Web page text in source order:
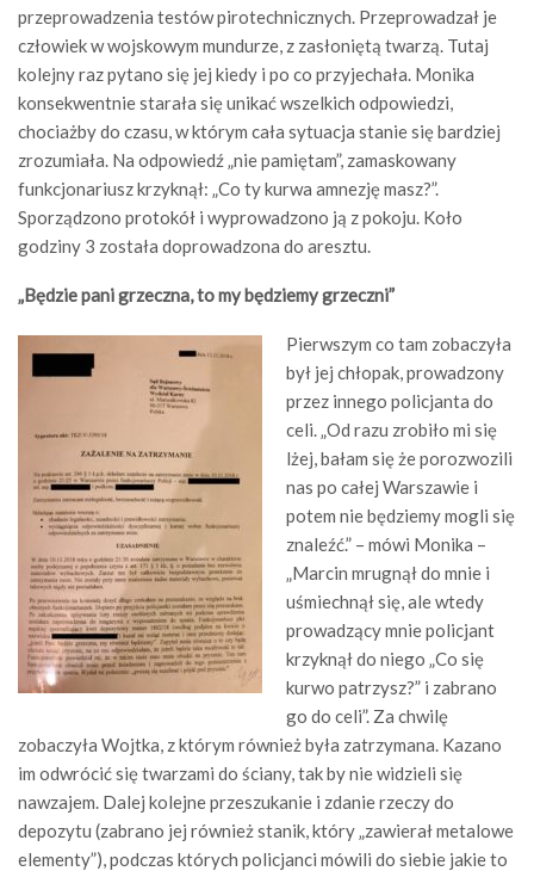
przeprowadzenia testów pirotechnicznych. Przeprowadzał je
człowiek w wojskowym mundurze, z zasłoniętą twarzą. Tutaj
kolejny raz pytano się jej kiedy i po co przyjechała. Monika
konsekwentnie starała się unikać wszelkich odpowiedzi,
chociażby do czasu, w którym cała sytuacja stanie się bardziej
zrozumiała. Na odpowiedź „nie pamiętam”, zamaskowany
funkcjonariusz krzyknął: „Co ty kurwa amnezję masz?”.
Sporządzono protokół i wyprowadzono ją z pokoju. Koło
godziny 3 została doprowadzona do aresztu.
„Będzie pani grzeczna, to my będziemy grzeczni”
Pierwszym co tam zobaczyła
był jej chłopak, prowadzony
przez innego policjanta do
celi. „Od razu zrobiło mi się
lżej, bałam się że porozwozili
nas po całej Warszawie i
potem nie będziemy mogli się
znaleźć.” – mówi Monika –
„Marcin mrugnął do mnie i
uśmiechnął się, ale wtedy
prowadzący mnie policjant
krzyknął do niego „Co się
kurwo patrzysz?” i zabrano
go do celi”. Za chwilę
zobaczyła Wojtka, z którym również była zatrzymana. Kazano
im odwrócić się twarzami do ściany, tak by nie widzieli się
nawzajem. Dalej kolejne przeszukanie i zdanie rzeczy do
depozytu (zabrano jej również stanik, który „zawierał metalowe
elementy”), podczas których policjanci mówili do siebie jakie to